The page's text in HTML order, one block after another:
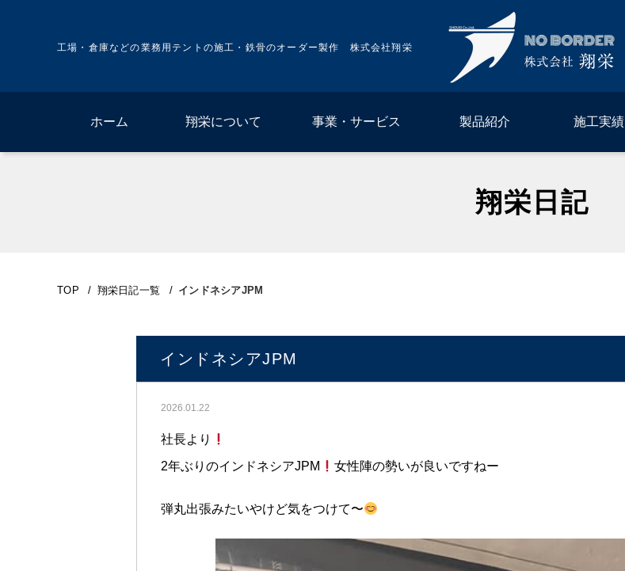
工場・倉庫などの業務用テントの施工・鉄骨のオーダー製作 株式会社翔栄
ホーム 翔栄について 事業・サービス 製品紹介 施工実績
翔栄日記
TOP / 翔栄日記一覧 / インドネシアJPM
インドネシアJPM
2026.01.22
社長より
2年ぶりのインドネシアJPM
女性陣の勢いが良いですねー
弾丸出張みたいやけど気をつけて〜